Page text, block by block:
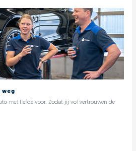
weg
met liefde voor. Zodat jij vol vertrouwen de